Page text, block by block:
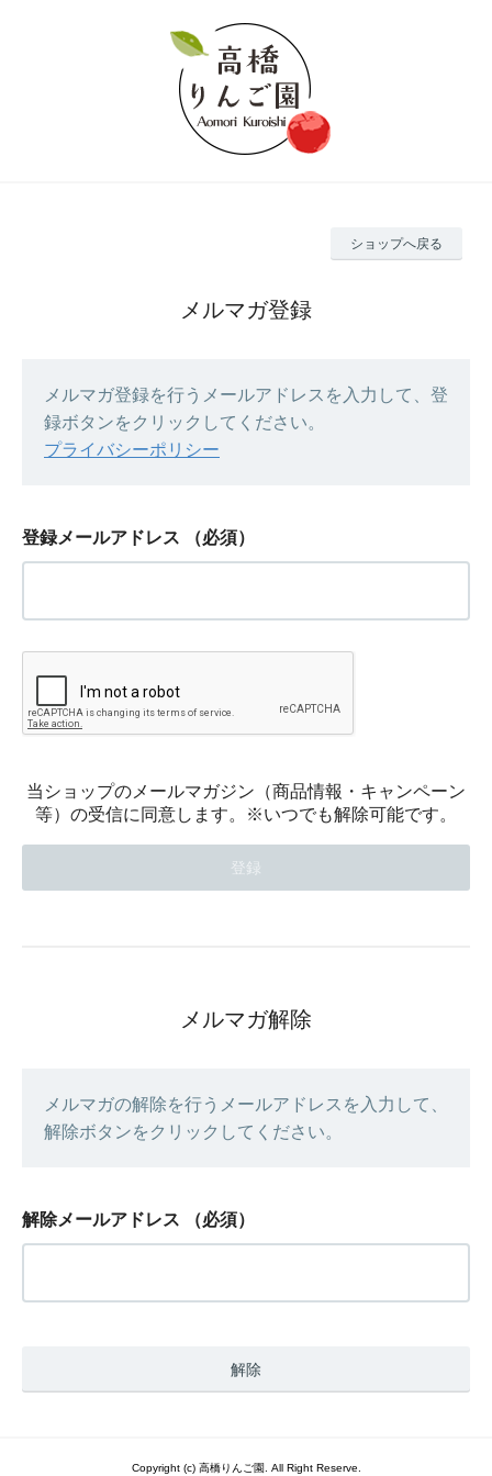
ショップへ戻る
メルマガ登録
メルマガ登録を行うメールアドレスを入力して、登
録ボタンをクリックしてください。
プライバシーポリシー
登録メールアドレス （必須）
当ショップのメールマガジン（商品情報・キャンペーン
等）の受信に同意します。※いつでも解除可能です。
メルマガ解除
メルマガの解除を行うメールアドレスを入力して、
解除ボタンをクリックしてください。
解除メールアドレス （必須）
Copyright (c) 高橋りんご園. All Right Reserve.